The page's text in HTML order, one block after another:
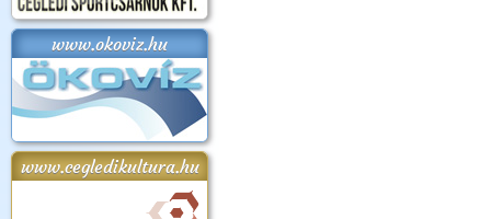
www.okoviz.hu
www.cegledikultura.hu